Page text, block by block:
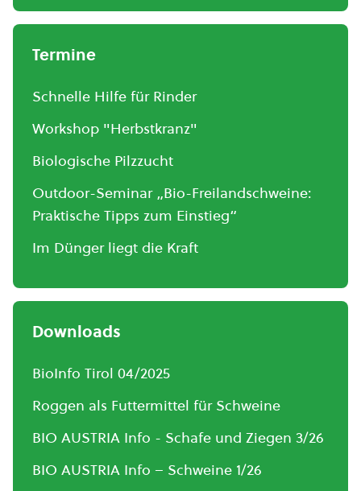
Termine
Schnelle Hilfe für Rinder
Workshop "Herbstkranz"
Biologische Pilzzucht
Outdoor-Seminar „Bio-Freilandschweine:
Praktische Tipps zum Einstieg“
Im Dünger liegt die Kraft
Downloads
BioInfo Tirol 04/2025
Roggen als Futtermittel für Schweine
BIO AUSTRIA Info - Schafe und Ziegen 3/26
BIO AUSTRIA Info – Schweine 1/26